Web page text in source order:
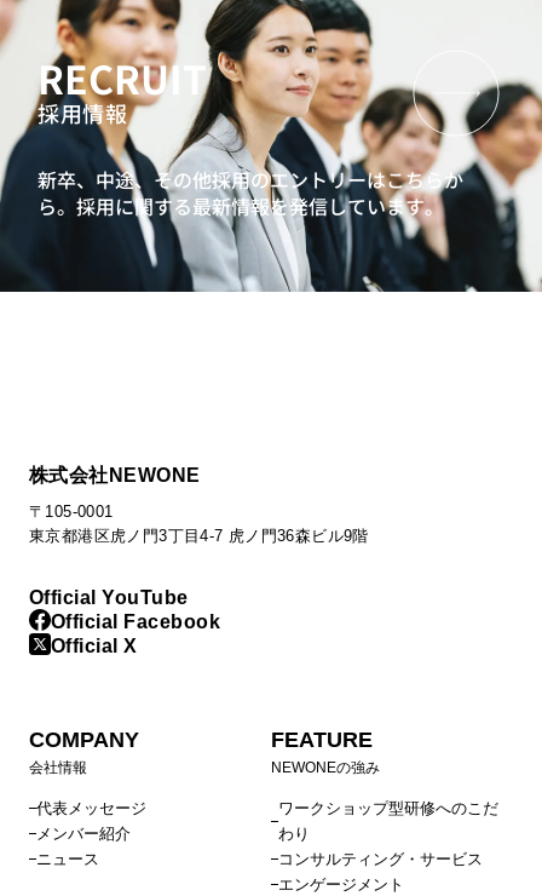
RECRUIT
採用情報
新卒、中途、その他採用のエントリーはこちらか
ら。採用に関する最新情報を発信しています。
株式会社NEWONE
〒105-0001
東京都港区虎ノ門3丁目4-7 虎ノ門36森ビル9階
Official YouTube
Official Facebook
Official X
COMPANY
会社情報
代表メッセージ
メンバー紹介
ニュース
FEATURE
NEWONEの強み
ワークショップ型研修へのこだ
わり
コンサルティング・サービス
エンゲージメント